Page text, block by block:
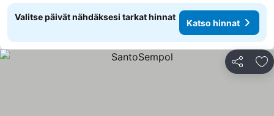
Valitse päivät nähdäksesi tarkat hinnat
Katso hinnat
Jaa